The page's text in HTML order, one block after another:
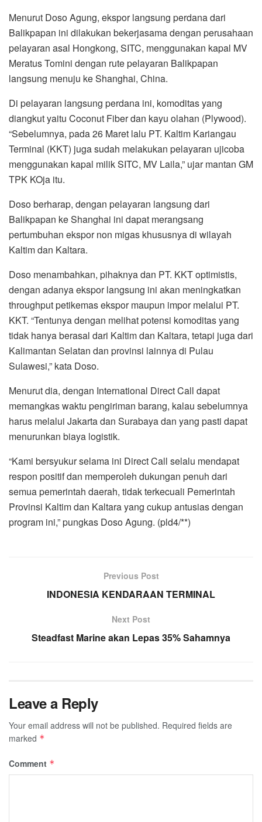
Menurut Doso Agung, ekspor langsung perdana dari
Balikpapan ini dilakukan bekerjasama dengan perusahaan
pelayaran asal Hongkong, SITC, menggunakan kapal MV
Meratus Tomini dengan rute pelayaran Balikpapan
langsung menuju ke Shanghai, China.
Di pelayaran langsung perdana ini, komoditas yang
diangkut yaitu Coconut Fiber dan kayu olahan (Plywood).
“Sebelumnya, pada 26 Maret lalu PT. Kaltim Kariangau
Terminal (KKT) juga sudah melakukan pelayaran ujicoba
menggunakan kapal milik SITC, MV Laila,” ujar mantan GM
TPK KOja itu.
Doso berharap, dengan pelayaran langsung dari
Balikpapan ke Shanghai ini dapat merangsang
pertumbuhan ekspor non migas khususnya di wilayah
Kaltim dan Kaltara.
Doso menambahkan, pihaknya dan PT. KKT optimistis,
dengan adanya ekspor langsung ini akan meningkatkan
throughput petikemas ekspor maupun impor melalui PT.
KKT. “Tentunya dengan melihat potensi komoditas yang
tidak hanya berasal dari Kaltim dan Kaltara, tetapi juga dari
Kalimantan Selatan dan provinsi lainnya di Pulau
Sulawesi,” kata Doso.
Menurut dia, dengan International Direct Call dapat
memangkas waktu pengiriman barang, kalau sebelumnya
harus melalui Jakarta dan Surabaya dan yang pasti dapat
menurunkan biaya logistik.
“Kami bersyukur selama ini Direct Call selalu mendapat
respon positif dan memperoleh dukungan penuh dari
semua pemerintah daerah, tidak terkecuali Pemerintah
Provinsi Kaltim dan Kaltara yang cukup antusias dengan
program ini,” pungkas Doso Agung. (pld4/**)
Previous Post
INDONESIA KENDARAAN TERMINAL
Next Post
Steadfast Marine akan Lepas 35% Sahamnya
Leave a Reply
Your email address will not be published. Required fields are
marked *
Comment *